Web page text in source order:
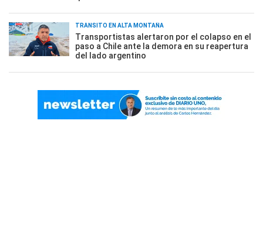
TRÁNSITO EN ALTA MONTAÑA
Transportistas alertaron por el colapso en el
paso a Chile ante la demora en su reapertura
del lado argentino